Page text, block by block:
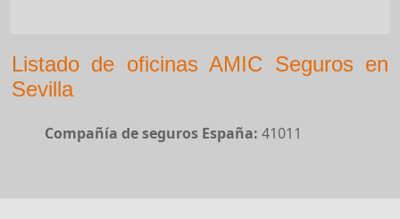
Listado de oficinas AMIC Seguros en
Sevilla
Compañía de seguros España: 41011